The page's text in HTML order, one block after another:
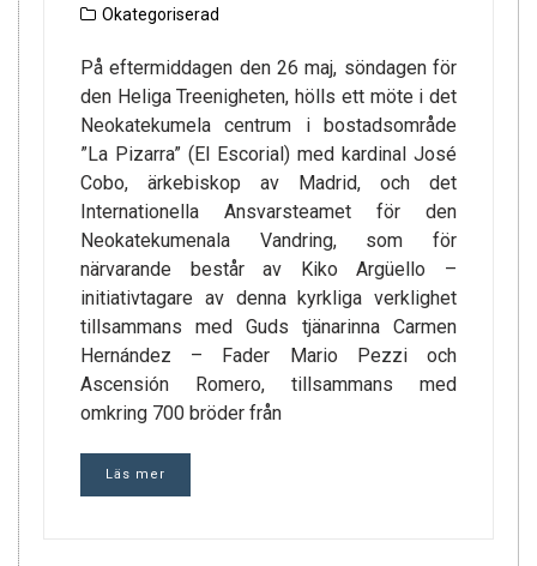
Okategoriserad
På eftermiddagen den 26 maj, söndagen för
den Heliga Treenigheten, hölls ett möte i det
Neokatekumela centrum i bostadsområde
”La Pizarra” (El Escorial) med kardinal José
Cobo, ärkebiskop av Madrid, och det
Internationella Ansvarsteamet för den
Neokatekumenala Vandring, som för
närvarande består av Kiko Argüello –
initiativtagare av denna kyrkliga verklighet
tillsammans med Guds tjänarinna Carmen
Hernández – Fader Mario Pezzi och
Ascensión Romero, tillsammans med
omkring 700 bröder från
Läs mer